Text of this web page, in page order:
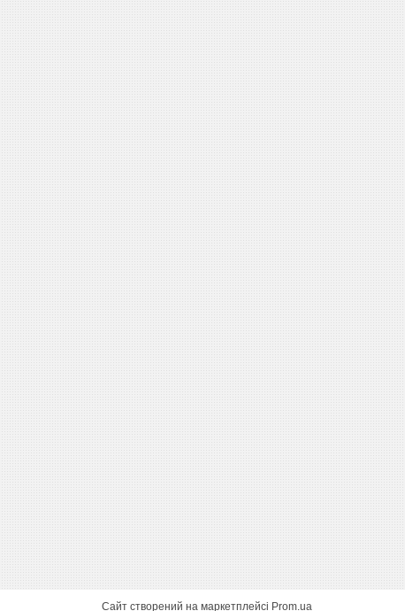
Сайт створений на маркетплейсі Prom.ua